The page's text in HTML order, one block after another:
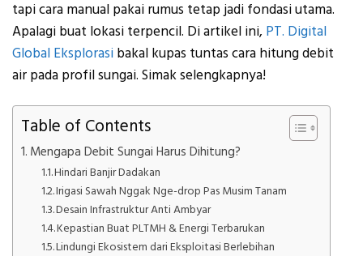
tapicara manual pakai rumus tetap jadi fondasi utama.
Apalagi buat lokasi terpencil. Di artikel ini, PT. Digital
Global Eksplorasi bakal kupas tuntas cara hitung debit
air pada profil sungai. Simak selengkapnya!
Table of Contents
Mengapa Debit Sungai Harus Dihitung?
Hindari Banjir Dadakan
Irigasi Sawah Nggak Nge-drop Pas Musim Tanam
Desain Infrastruktur Anti Ambyar
Kepastian Buat PLTMH & Energi Terbarukan
Lindungi Ekosistem dari Eksploitasi Berlebihan